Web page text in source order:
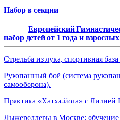
Набор в секции
Европейский
набор детей от 1 года и взрослых
Стрельба из лука, спортивная
Рукопашный бой (система
самооборона).
Практика «Хатха-йога» с Лилией
Лыжероллеры в Москве: обучение